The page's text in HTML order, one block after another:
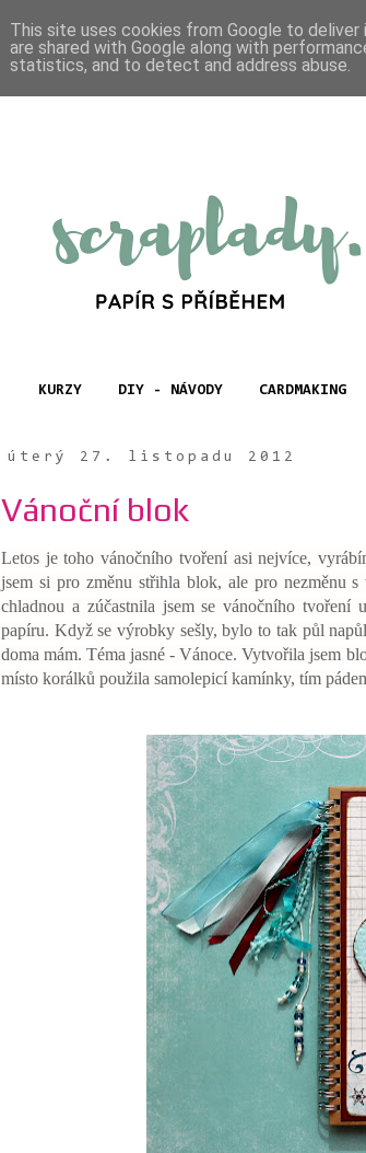
KURZY DIY - NÁVODY CARDMAKING
úterý 27. listopadu 2012
Vánoční blok
Letos je toho vánočního tvoření asi nejvíce,
jsem si pro změnu střihla blok, ale pro nezměnu
chladnou a zúčastnila jsem se vánočního
papíru. Když se výrobky sešly, bylo to tak půl
doma mám. Téma jasné - Vánoce. Vytvořila jsem
místo korálků použila samolepicí kamínky, tím
This site uses cookies from Google to
are shared with Google along with
statistics, and to detect and address abuse.